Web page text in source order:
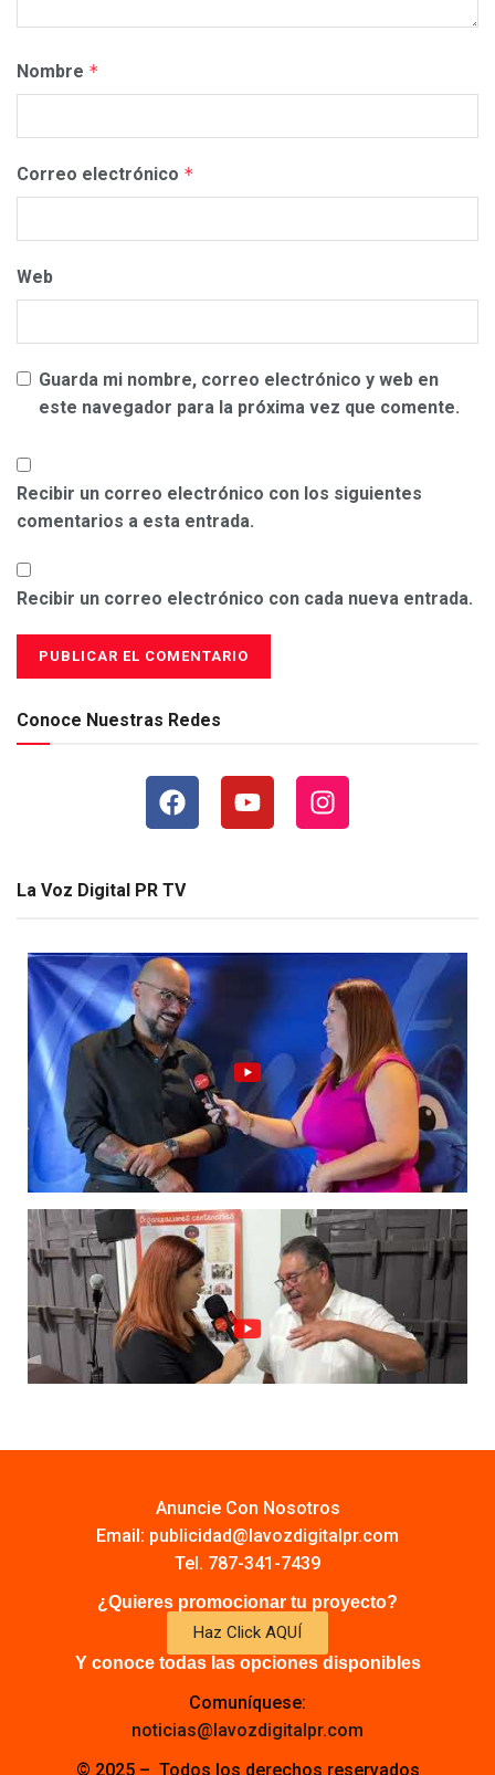
Nombre *
Correo electrónico *
Web
Guarda mi nombre, correo electrónico y web en
este navegador para la próxima vez que comente.
Recibir un correo electrónico con los siguientes
comentarios a esta entrada.
Recibir un correo electrónico con cada nueva entrada.
Conoce Nuestras Redes
La Voz Digital PR TV
Anuncie Con Nosotros
Email: publicidad@lavozdigitalpr.com
Tel. 787-341-7439
¿Quieres promocionar tu proyecto?
Haz Click AQUÍ
Y conoce todas las opciones disponibles
Comuníquese:
noticias@lavozdigitalpr.com
© 2025 – Todos los derechos reservados